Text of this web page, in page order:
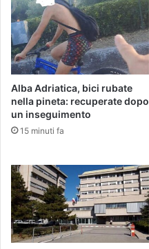
Alba Adriatica, bici rubate
nella pineta: recuperate dopo
un inseguimento
15 minuti fa